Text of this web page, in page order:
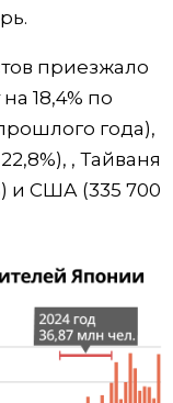
приезжало
18,4% по
года),
, Тайваня
и США (335 700